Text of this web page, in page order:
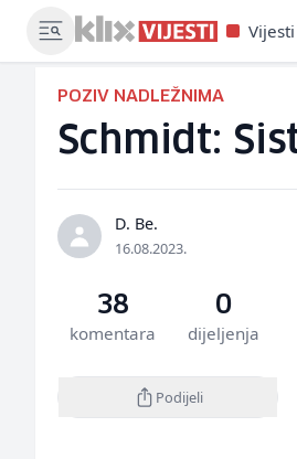
Vijesti
POZIV NADLEŽNIMA
Schmidt:
D. Be.
16.08.2023.
38
komentara
0
dijeljenja
Podijeli